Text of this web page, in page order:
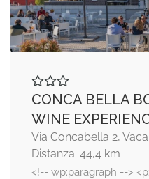
CONCA BELLA
WINE
Via Concabella 2,
Distanza: 44,4 km
<!-- wp:paragraph -->